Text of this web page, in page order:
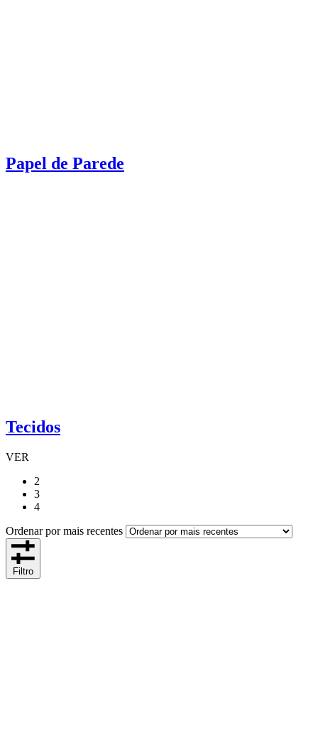
Papel de Parede
Tecidos
VER
2
3
4
Ordenar por mais recentes
Filtro